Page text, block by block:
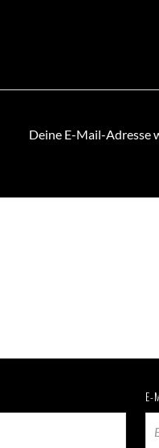
Deine E-Mail-Adresse
E-